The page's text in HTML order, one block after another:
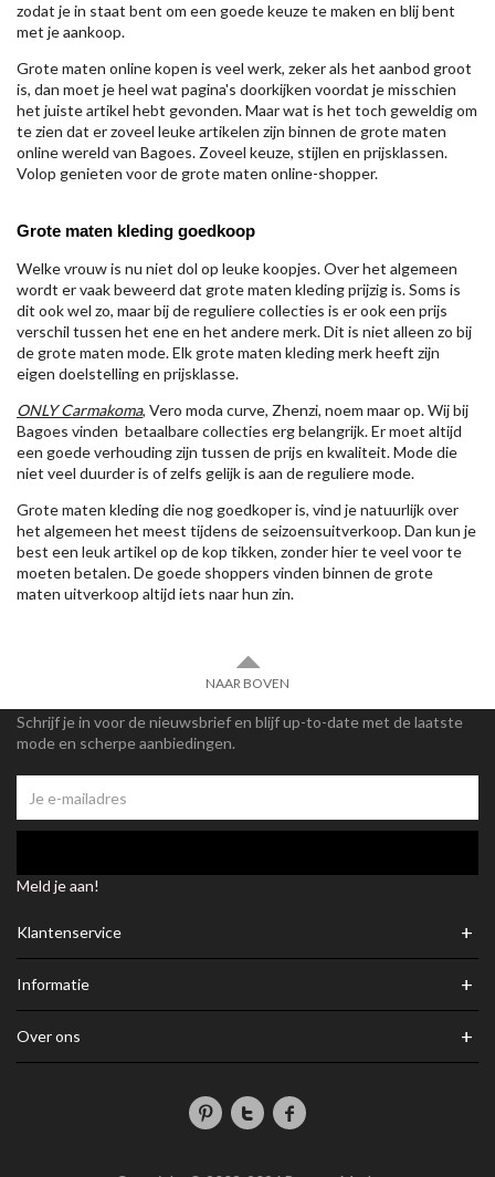
zodat je in staat bent om een goede keuze te maken en blij bent
met je aankoop.
Grote maten online kopen is veel werk, zeker als het aanbod groot
is, dan moet je heel wat pagina's doorkijken voordat je misschien
het juiste artikel hebt gevonden. Maar wat is het toch geweldig om
te zien dat er zoveel leuke artikelen zijn binnen de grote maten
online wereld van Bagoes. Zoveel keuze, stijlen en prijsklassen.
Volop genieten voor de grote maten online-shopper.
Grote maten kleding goedkoop
Welke vrouw is nu niet dol op leuke koopjes. Over het algemeen
wordt er vaak beweerd dat grote maten kleding prijzig is. Soms is
dit ook wel zo, maar bij de reguliere collecties is er ook een prijs
verschil tussen het ene en het andere merk. Dit is niet alleen zo bij
de grote maten mode. Elk grote maten kleding merk heeft zijn
eigen doelstelling en prijsklasse.
ONLY Carmakoma, Vero moda curve, Zhenzi, noem maar op. Wij bij
Bagoes vinden betaalbare collecties erg belangrijk. Er moet altijd
een goede verhouding zijn tussen de prijs en kwaliteit. Mode die
niet veel duurder is of zelfs gelijk is aan de reguliere mode.
Grote maten kleding die nog goedkoper is, vind je natuurlijk over
het algemeen het meest tijdens de seizoensuitverkoop. Dan kun je
best een leuk artikel op de kop tikken, zonder hier te veel voor te
moeten betalen. De goede shoppers vinden binnen de grote
maten uitverkoop altijd iets naar hun zin.
NAAR BOVEN
Schrijf je in voor de nieuwsbrief en blijf up-to-date met de laatste
mode en scherpe aanbiedingen.
Meld je aan!
Klantenservice +
Informatie +
Over ons +